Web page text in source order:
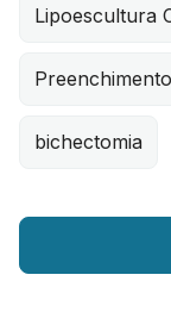
Lipoescultura
Preenchimento
bichectomia